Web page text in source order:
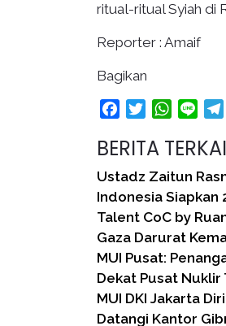
ritual-ritual Syiah di
Reporter : Amaif
Bagikan
FacebookTwitter Line
BERITA
Ustadz Zaitun
Indonesia Siapkan
Talent CoC by
Gaza Darurat
MUI Pusat:
Dekat Pusat Nuklir
MUI DKI Jakarta
Datangi Kantor